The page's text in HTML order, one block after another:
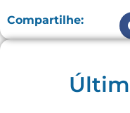
Compartilhe: